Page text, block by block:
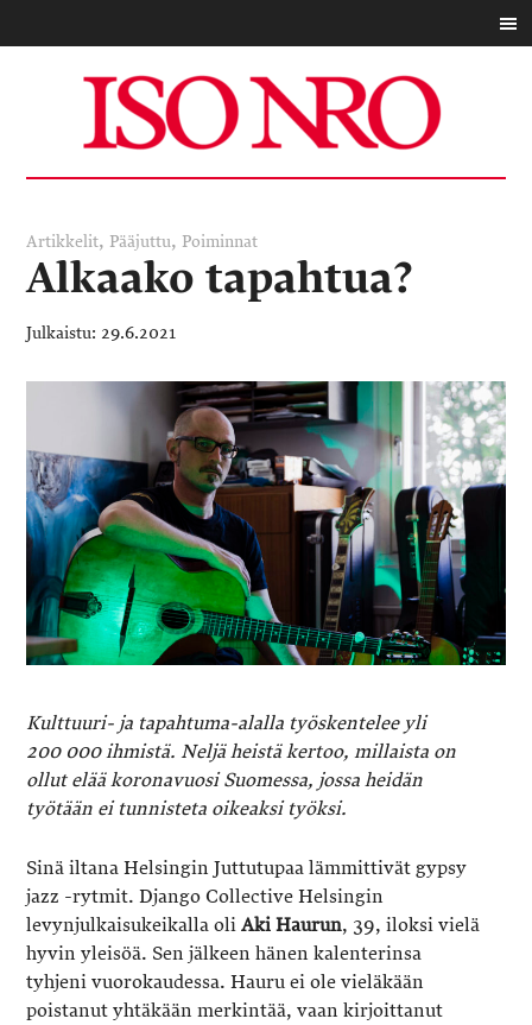
Artikkelit, Pääjuttu, Poiminnat
Alkaako tapahtua?
29.6.2021
Kulttuuri- ja tapahtuma-alalla työskentelee yli
200 000 ihmistä. Neljä heistä kertoo, millaista on
ollut elää koronavuosi Suomessa, jossa heidän
työtään ei tunnisteta oikeaksi työksi.
Sinä iltana Helsingin Juttutupaa lämmittivät gypsy
jazz -rytmit. Django Collective Helsingin
levynjulkaisukeikalla oliAki Haurun, 39, iloksi vielä
hyvin yleisöä. Sen jälkeen hänen kalenterinsa
tyhjeni vuorokaudessa. Hauru ei ole vieläkään
poistanut yhtäkään merkintää, vaan kirjoittanut